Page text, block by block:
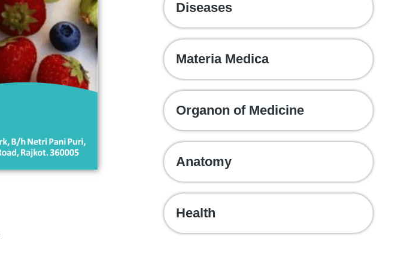
Diseases
Materia Medica
Organon of Medicine
Anatomy
Health